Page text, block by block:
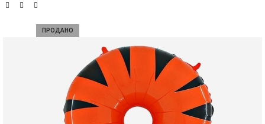
ПРОДАНО